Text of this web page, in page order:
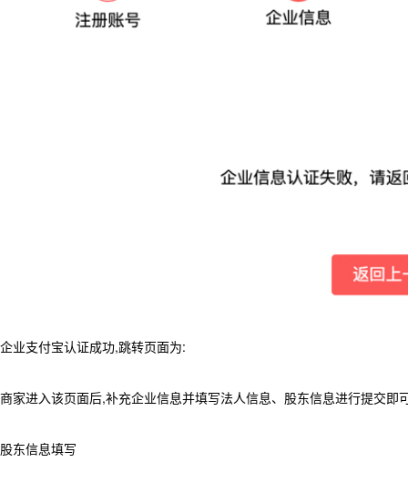
企业支付宝认证成功,跳转页面为:
商家进入该页面后,补充企业信息并填写法人信息、股东信息进行提交即
股东信息填写